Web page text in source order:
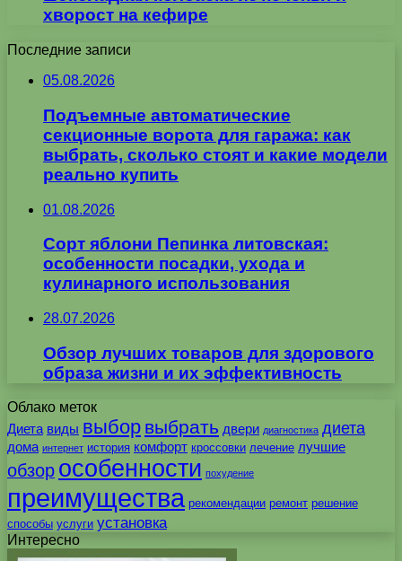
хворост на кефире
Последние записи
05.08.2026
Подъемные автоматические
секционные ворота для гаража: как
выбрать, сколько стоят и какие модели
реально купить
01.08.2026
Сорт яблони Пепинка литовская:
особенности посадки, ухода и
кулинарного использования
28.07.2026
Обзор лучших товаров для здорового
образа жизни и их эффективность
Облако меток
Диета виды выбор выбрать двери диагностика диета
дома интернет история комфорт кроссовки лечение лучшие
обзор особенности похудение
преимущества рекомендации ремонт решение
способы услуги установка
Интересно